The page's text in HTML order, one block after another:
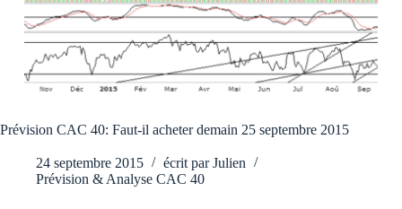
Prévision CAC 40: Faut-il acheter demain 25 septembre 2015
24 septembre 2015 écrit par Julien
Prévision & Analyse CAC 40